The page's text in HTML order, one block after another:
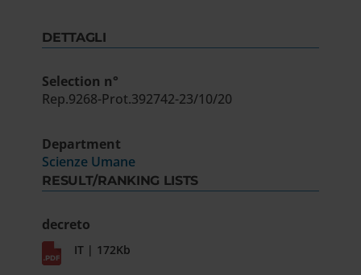
DETTAGLI
Selection n°
Rep.9268-Prot.392742-23/10/20
Department
Scienze Umane
RESULT/RANKING LISTS
decreto
IT | 172Kb